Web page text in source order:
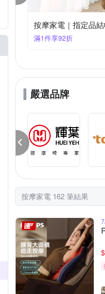
滿1件享85折
嚴選品牌
按摩家電 162 筆結果
$